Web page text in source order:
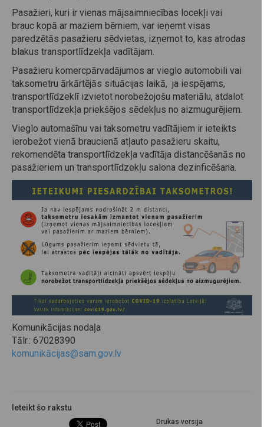
Pasažieri, kuri ir vienas mājsaimniecības locekļi vai
brauc kopā ar maziem bērniem, var ieņemt visas
paredzētās pasažieru sēdvietas, izņemot to, kas atrodas
blakus transportlīdzekļa vadītājam.
Pasažieru komercpārvadājumos ar vieglo automobili vai
taksometru ārkārtējās situācijas laikā, ja iespējams,
transportlīdzeklī izvietot norobežojošu materiālu, atdalot
transportlīdzekļa priekšējos sēdekļus no aizmugurējiem.
Vieglo automašīnu vai taksometru vadītājiem ir ieteikts
ierobežot vienā braucienā atļauto pasažieru skaitu,
rekomendēta transportlīdzekļa vadītāja distancēšanās no
pasažieriem un transportlīdzekļu salona dezinficēšana.
Komunikācijas nodaļa
Tālr.: 67028390
komunikācijas@sam.gov.lv
Ieteikt šo rakstu
Drukas versija